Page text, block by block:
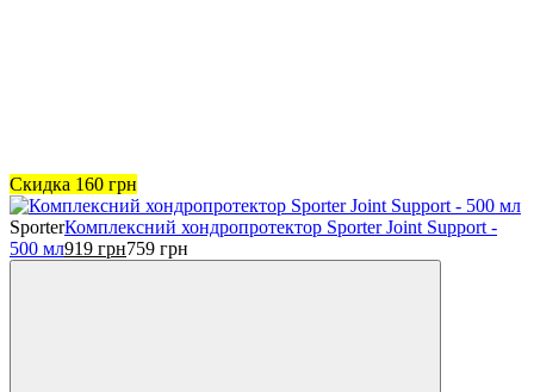
Скидка 160 грн
SporterКомплексний хондропротектор Sporter Joint Support -
500 мл919 грн759 грн